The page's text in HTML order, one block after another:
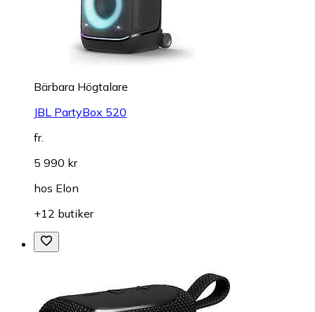
Bärbara Högtalare
JBL PartyBox 520
fr.
5 990 kr
hos Elon
+12 butiker